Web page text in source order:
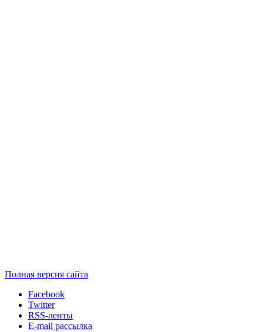
Полная версия сайта
Facebook
Twitter
RSS-ленты
E-mail рассылка